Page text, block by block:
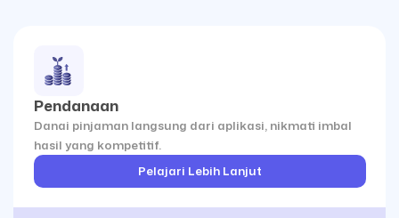
Pendanaan
Danai pinjaman langsung dari aplikasi, nikmati imbal
hasil yang kompetitif.
Pelajari Lebih Lanjut